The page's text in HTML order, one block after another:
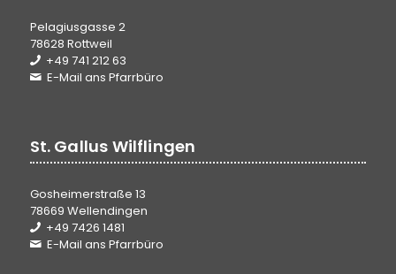
Pelagiusgasse 2
78628 Rottweil
+49 741 212 63
E-Mail ans Pfarrbüro
St. Gallus Wilflingen
Gosheimerstraße 13
78669 Wellendingen
+49 7426 1481
E-Mail ans Pfarrbüro